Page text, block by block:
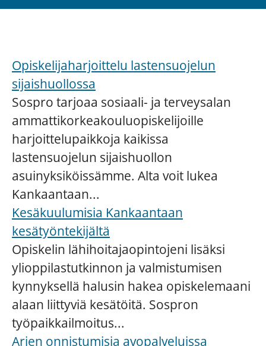
Opiskelijaharjoittelu lastensuojelun
sijaishuollossa
Sospro tarjoaa sosiaali- ja terveysalan
ammattikorkeakouluopiskelijoille
harjoittelupaikkoja kaikissa
lastensuojelun sijaishuollon
asuinyksiköissämme. Alta voit lukea
Kankaantaan...
Kesäkuulumisia Kankaantaan
kesätyöntekijältä
Opiskelin lähihoitajaopintojeni lisäksi
ylioppilastutkinnon ja valmistumisen
kynnyksellä halusin hakea opiskelemaani
alaan liittyviä kesätöitä. Sospron
työpaikkailmoitus...
Arjen onnistumisia avopalveluissa